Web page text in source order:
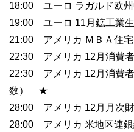
18:00 ユーロ ラガルド欧
19:00 ユーロ 11月鉱工業
21:00 アメリカ ＭＢＡ住宅
22:30 アメリカ 12月消費
22:30 アメリカ 12月消費
数） ★
28:00 アメリカ 12月月次
28:00 アメリカ 米地区連銀